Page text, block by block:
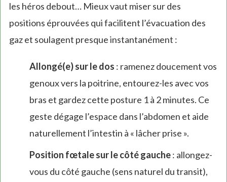
les héros debout… Mieux vaut miser sur des
positions éprouvées qui facilitent l’évacuation des
gaz et soulagent presque instantanément :
Allongé(e) sur le dos : ramenez doucement vos
genoux vers la poitrine, entourez-les avec vos
bras et gardez cette posture 1 à 2 minutes. Ce
geste dégage l’espace dans l’abdomen et aide
naturellement l’intestin à « lâcher prise ».
Position fœtale sur le côté gauche: allongez-
vous du côté gauche (sens naturel du transit),